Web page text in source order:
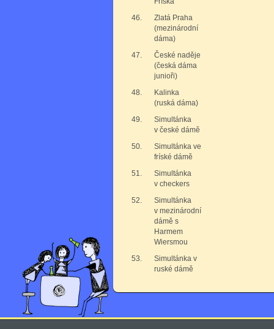
46.
Zlatá Praha
(mezinárodní
dáma)
47.
České naděje
(česká dáma
junioři)
48.
Kalinka
(ruská dáma)
49.
Simultánka
v české dámě
50.
Simultánka ve
fríské dámě
51.
Simultánka
v checkers
52.
Simultánka
v mezinárodní
dámě s
Harmem
Wiersmou
53.
Simultánka v
ruské dámě